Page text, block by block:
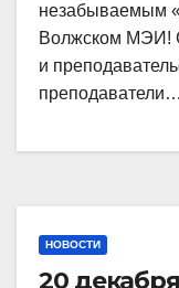
незабываемым
Волжском МЭИ!
и
преподаватели…
НОВОСТИ
20